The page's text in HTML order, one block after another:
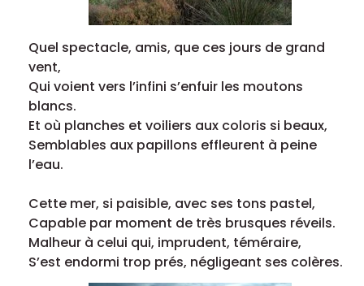
Quel spectacle, amis, que ces jours de grand
vent,
Qui voient vers l’infini s’enfuir les moutons
blancs.
Et où planches et voiliers aux coloris si beaux,
Semblables aux papillons effleurent à peine
l’eau.
Cette mer, si paisible, avec ses tons pastel,
Capable par moment de très brusques réveils.
Malheur à celui qui, imprudent, téméraire,
S’est endormi trop prés, négligeant ses colères.